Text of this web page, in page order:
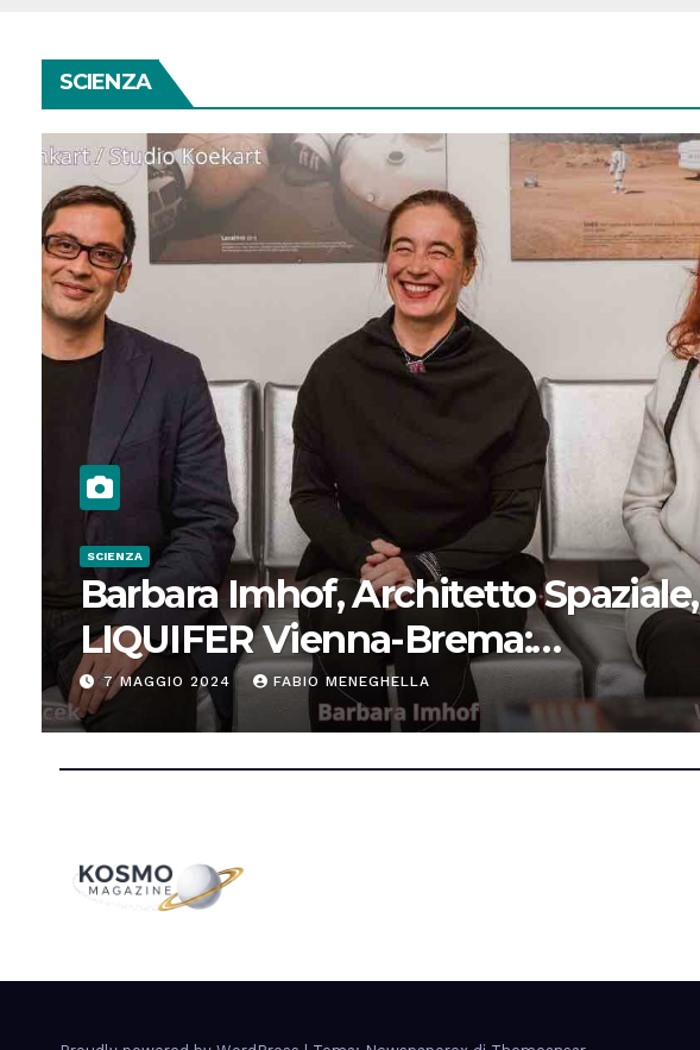
SCIENZA
SCIENZA
Barbara Imhof, Architetto Spaziale,
LIQUIFER Vienna-Brema:
“Progettiamo habitat per lo Spazio”
7 MAGGIO 2024 FABIO MENEGHELLA